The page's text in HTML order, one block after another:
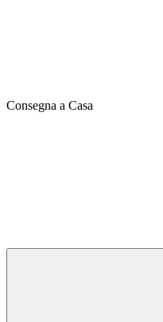
Consegna a Casa